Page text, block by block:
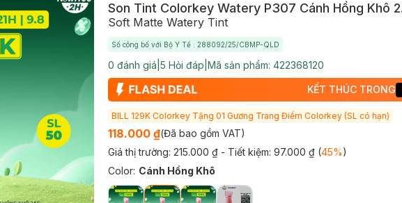
Son Tint Colorkey Watery P307 Cánh Hồng Khô
Soft Matte Watery Tint
Số công bố với Bộ Y Tế : 288092/25/CBMP-QLD
0 đánh giá 5 Hỏi đáp Mã sản phẩm: 422368120
KẾT THÚC TRONG
BILL 129K Colorkey Tặng 01 Gương Trang Điểm Colorkey (SL có hạn)
118.000 ₫(Đã bao gồm VAT)
Giá thị trường: 215.000 ₫ - Tiết kiệm: 97.000 ₫(45%)
Color: Cánh Hồng Khô